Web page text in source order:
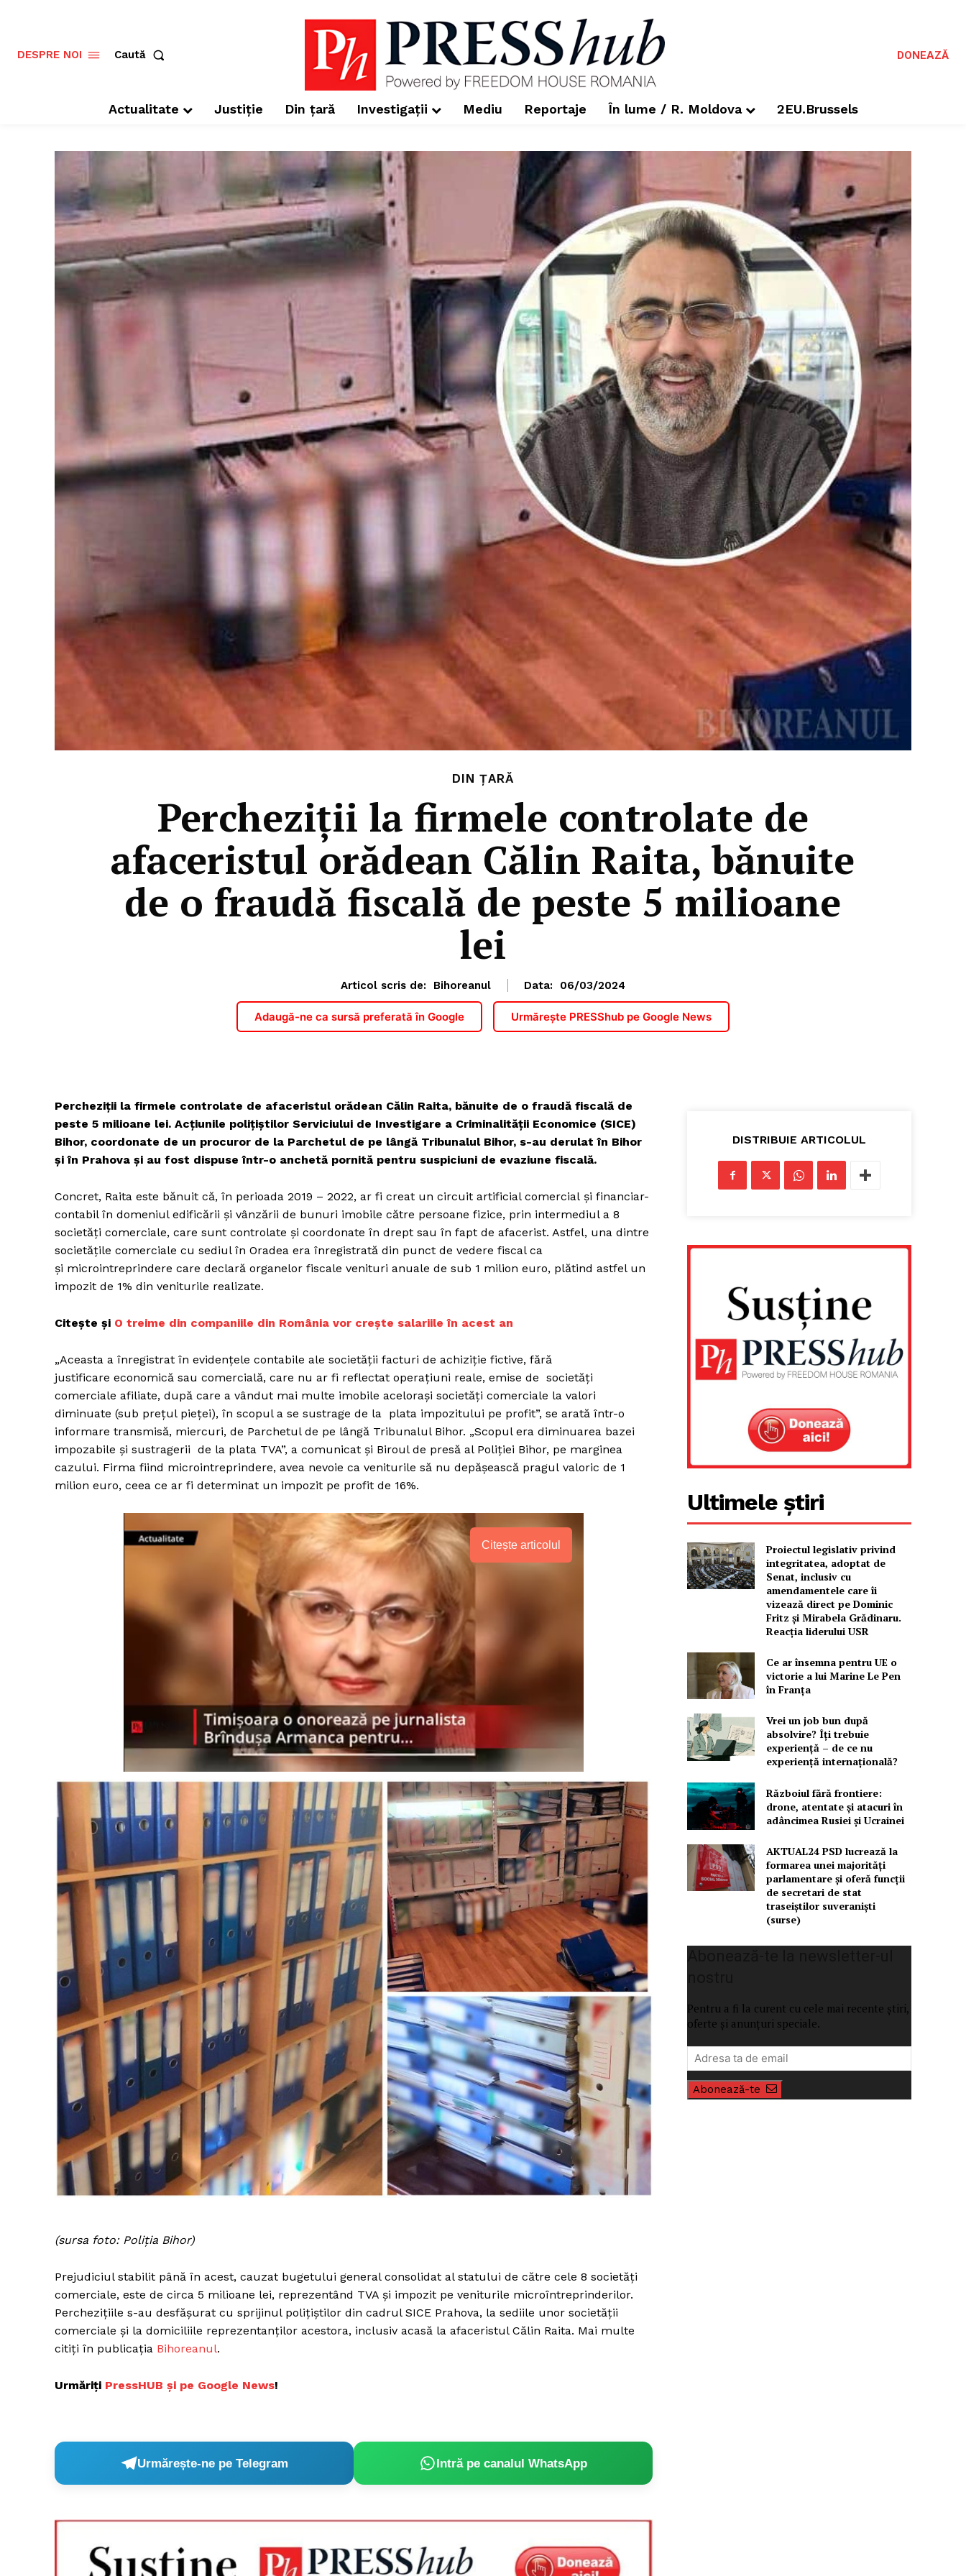
Un proiect
FREEDOM HOUSE
ROMÂNIA
PRESShub
Proiecte editoriale
Contact
DESPRE NOI Caută DONEAZĂ
Actualitate Justiție Din țară Investigații Mediu Reportaje În lume / R. Moldova 2EU.Brussels
DIN ȚARĂ
Percheziţii la firmele controlate de
afaceristul orădean Călin Raita, bănuite
de o fraudă fiscală de peste 5 milioane
lei
Articol scris de: Bihoreanul Data: 06/03/2024
Adaugă-ne ca sursă preferată în Google Urmărește PRESShub pe Google News
Percheziţii la firmele controlate de afaceristul orădean Călin Raita, bănuite de o fraudă fiscală de
peste 5 milioane lei. Acțiunile poliţiştilor Serviciului de Investigare a Criminalităţii Economice (SICE)
Bihor, coordonate de un procuror de la Parchetul de pe lângă Tribunalul Bihor, s-au derulat în Bihor
şi în Prahova şi au fost dispuse într-o anchetă pornită pentru suspiciuni de evaziune fiscală.
Concret, Raita este bănuit că, în perioada 2019 – 2022, ar fi creat un circuit artificial comercial și financiar-
contabil în domeniul edificării și vânzării de bunuri imobile către persoane fizice, prin intermediul a 8
societăţi comerciale, care sunt controlate și coordonate în drept sau în fapt de afacerist. Astfel, una dintre
societăţile comerciale cu sediul în Oradea era înregistrată din punct de vedere fiscal ca
şi microintreprindere care declară organelor fiscale venituri anuale de sub 1 milion euro, plătind astfel un
impozit de 1% din veniturile realizate.
Citește și O treime din companiile din România vor creşte salariile în acest an
„Aceasta a înregistrat în evidenţele contabile ale societății facturi de achiziție fictive, fără
justificare economică sau comercială, care nu ar fi reflectat operaţiuni reale, emise de societăți
comerciale afiliate, după care a vândut mai multe imobile aceloraşi societăţi comerciale la valori
diminuate (sub preţul pieţei), în scopul a se sustrage de la plata impozitului pe profit”, se arată într-o
informare transmisă, miercuri, de Parchetul de pe lângă Tribunalul Bihor. „Scopul era diminuarea bazei
impozabile şi sustragerii de la plata TVA”, a comunicat şi Biroul de presă al Poliţiei Bihor, pe marginea
cazului. Firma fiind microintreprindere, avea nevoie ca veniturile să nu depăşească pragul valoric de 1
milion euro, ceea ce ar fi determinat un impozit pe profit de 16%.
Citește articolul
(sursa foto: Poliția Bihor)
Prejudiciul stabilit până în acest, cauzat bugetului general consolidat al statului de către cele 8 societăți
comerciale, este de circa 5 milioane lei, reprezentând TVA și impozit pe veniturile microîntreprinderilor.
Percheziţiile s-au desfăşurat cu sprijinul polițiștilor din cadrul SICE Prahova, la sediile unor societății
comerciale și la domiciliile reprezentanților acestora, inclusiv acasă la afaceristul Călin Raita. Mai multe
citiți în publicația Bihoreanul.
Urmăriți PressHUB și pe Google News!
Urmărește-ne pe Telegram Intră pe canalul WhatsApp
DISTRIBUIE ARTICOLUL
Ultimele știri
Proiectul legislativ privind
integritatea, adoptat de
Senat, inclusiv cu
amendamentele care îi
vizează direct pe Dominic
Fritz și Mirabela Grădinaru.
Reacția liderului USR
Ce ar însemna pentru UE o
victorie a lui Marine Le Pen
în Franța
Vrei un job bun după
absolvire? Îți trebuie
experiență – de ce nu
experiență internațională?
Războiul fără frontiere:
drone, atentate și atacuri în
adâncimea Rusiei și Ucrainei
AKTUAL24 PSD lucrează la
formarea unei majorităţi
parlamentare și oferă funcții
de secretari de stat
traseiștilor suveraniști
(surse)
Pentru a fi la curent cu cele mai recente știri,
oferte și anunțuri speciale.
Abonează-te